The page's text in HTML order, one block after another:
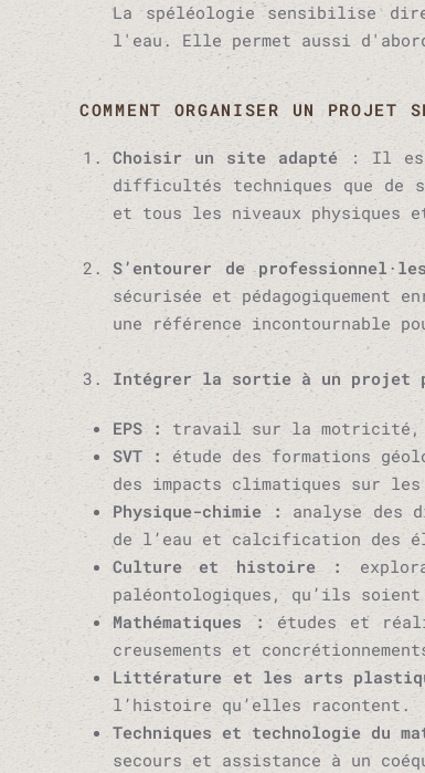
La spéléologie sensibilise
l'eau. Elle permet aussi
COMMENT ORGANISER UN PROJET
Choisir un site adapté: Il est
difficultés techniques que de
et tous les niveaux physiques
S’entourer de
sécurisée et pédagogiquement
une référence incontournable
Intégrer la sortie à un
EPS : travail sur la motricité,
SVT : étude des formations
des impacts climatiques sur
Physique-chimie :
analyse des
de l’eau et calcification des
Culture et histoire :
paléontologiques, qu’ils
Mathématiques : études et
creusements et
Littérature et les arts
l’histoire qu’elles racontent.
Techniques et technologie du
secours et assistance à un